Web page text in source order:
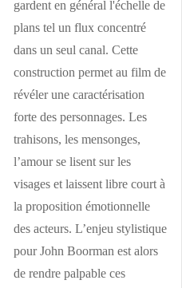
gardent en général l'échelle de
plans tel un flux concentré
dans un seul canal. Cette
construction permet au film de
révéler une caractérisation
forte des personnages. Les
trahisons, les mensonges,
l’amour se lisent sur les
visages et laissent libre court à
la proposition émotionnelle
des acteurs. L’enjeu stylistique
pour John Boorman est alors
de rendre palpable ces